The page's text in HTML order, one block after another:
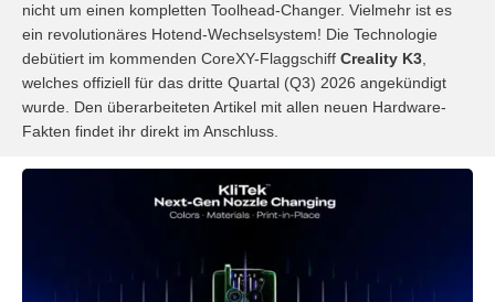
nicht um einen kompletten Toolhead-Changer. Vielmehr ist es
ein revolutionäres Hotend-Wechselsystem! Die Technologie
debütiert im kommenden CoreXY-Flaggschiff Creality K3,
welches offiziell für das dritte Quartal (Q3) 2026 angekündigt
wurde. Den überarbeiteten Artikel mit allen neuen Hardware-
Fakten findet ihr direkt im Anschluss.